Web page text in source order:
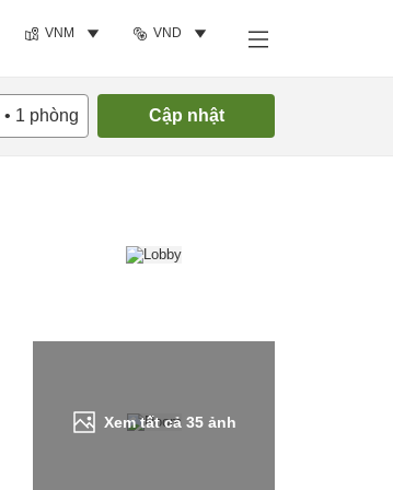
VNM VND
• 1 phòng Cập nhật
Xem tất cả35 ảnh
Tìm phòng trống